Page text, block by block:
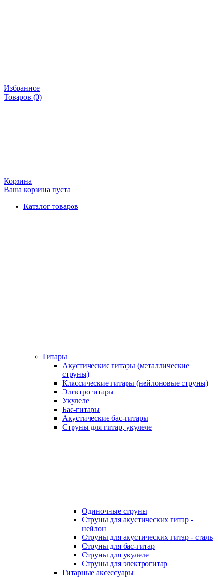
Избранное
Товаров (0)
Корзина
Ваша корзина пуста
Каталог товаров
Гитары
Акустические гитары (металлические
струны)
Классические гитары (нейлоновые струны)
Электрогитары
Укулеле
Бас-гитары
Акустические бас-гитары
Струны для гитар, укулеле
Одиночные струны
Струны для акустических гитар -
нейлон
Струны для акустических гитар - сталь
Струны для бас-гитар
Струны для укулеле
Струны для электрогитар
Гитарные аксессуары